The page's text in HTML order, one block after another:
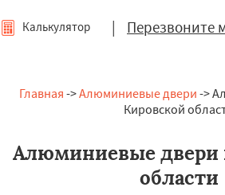
| Перезвоните
Калькулятор
Главная ->Алюминиевые двери ->
Кировской
Алюминиевые двери
области